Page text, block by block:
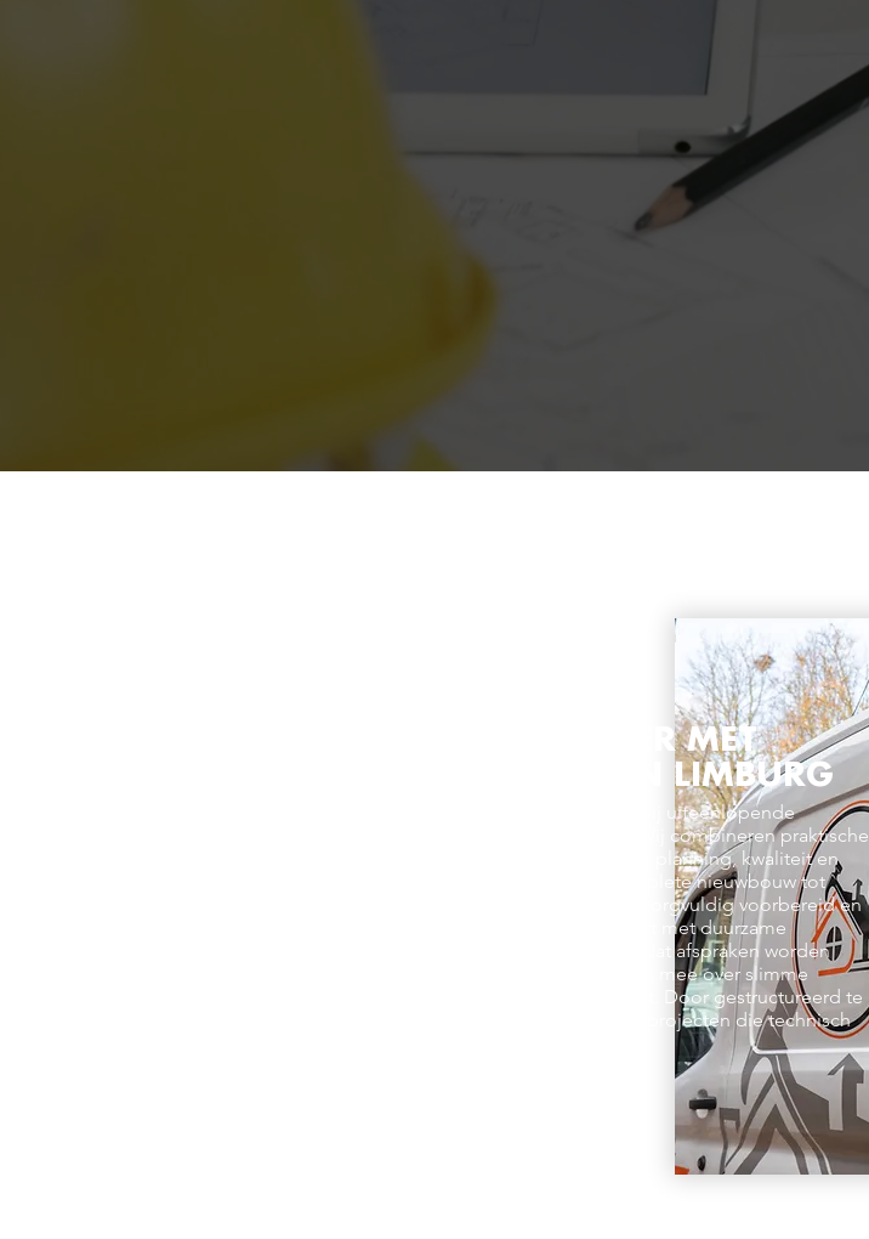
VAKKUNDIGE AANNEMER MET
REGIONALE EXPERTISE IN LIMBURG
Euregio Bouw is als aannemer in Limburg actief bij uiteenlopende
bouwprojecten voor particulieren en bedrijven. Wij combineren praktische
bouwkennis met een doordachte aanpak, waarbij planning, kwaliteit en
duidelijke communicatie centraal staan. Van complete nieuwbouw tot
verbouwingen en renovaties, ieder traject wordt zorgvuldig voorbereid en
professioneel uitgevoerd. Ons ervaren team werkt met duurzame
materialen en bewaakt continu de voortgang, zodat afspraken worden
nagekomen. Als aannemer in Limburg denken wij mee over slimme
oplossingen die passen bij uw wensen en budget. Door gestructureerd te
werken en elk detail te controleren realiseren wij projecten die technisch